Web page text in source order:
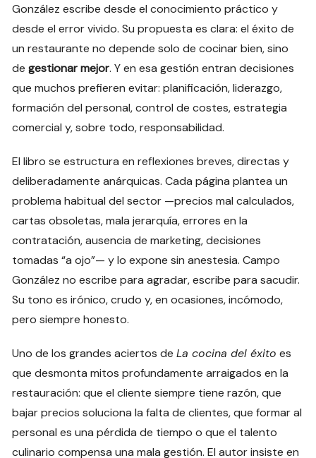
González escribe desde el conocimiento práctico y
desde el error vivido. Su propuesta es clara: el éxito de
un restaurante no depende solo de cocinar bien, sino
degestionar mejor. Y en esa gestión entran decisiones
que muchos prefieren evitar: planificación, liderazgo,
formación del personal, control de costes, estrategia
comercial y, sobre todo, responsabilidad.
El libro se estructura en reflexiones breves, directas y
deliberadamente anárquicas. Cada página plantea un
problema habitual del sector —precios mal calculados,
cartas obsoletas, mala jerarquía, errores en la
contratación, ausencia de marketing, decisiones
tomadas “a ojo”— y lo expone sin anestesia. Campo
González no escribe para agradar, escribe para sacudir.
Su tono es irónico, crudo y, en ocasiones, incómodo,
pero siempre honesto.
Uno de los grandes aciertos deLa cocina del éxito es
que desmonta mitos profundamente arraigados en la
restauración: que el cliente siempre tiene razón, que
bajar precios soluciona la falta de clientes, que formar al
personal es una pérdida de tiempo o que el talento
culinario compensa una mala gestión. El autor insiste en